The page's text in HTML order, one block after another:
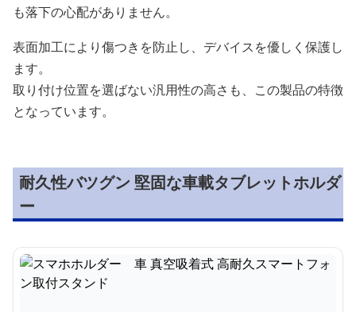
も落下の心配がありません。
表面加工により傷つきを防止し、デバイスを優しく保護し
ます。
取り付け位置を選ばない汎用性の高さも、この製品の特徴
となっています。
耐久性バツグン 堅固な車載タブレットホルダ
ー